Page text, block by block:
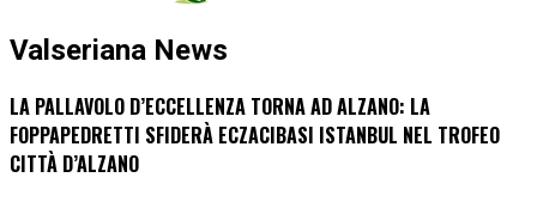
Valseriana News
LA PALLAVOLO D’ECCELLENZA TORNA AD ALZANO: LA
FOPPAPEDRETTI SFIDERÀ ECZACIBASI ISTANBUL NEL TROFEO
CITTÀ D’ALZANO